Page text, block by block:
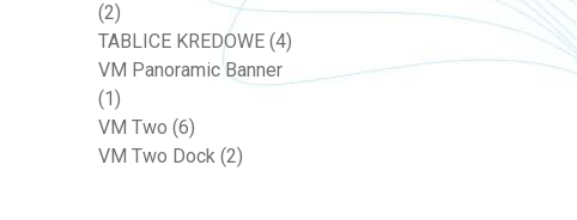
(2)
TABLICE KREDOWE (4)
VM Panoramic Banner
(1)
VM Two (6)
VM Two Dock (2)